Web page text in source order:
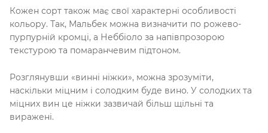
Кожен сорт також має свої характерні особливості
кольору. Так, Мальбек можна визначити по рожево-
пурпурній кромці, а Неббіоло за напівпрозорою
текстурою та помаранчевим підтоном.
Розглянувши «винні ніжки», можна зрозуміти,
наскільки міцним і солодким буде вино. У солодких та
міцних вин це ніжки зазвичай більш щільні та
виражені.